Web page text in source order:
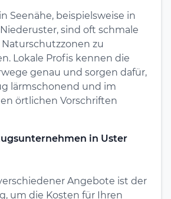
Seenähe, beispielsweise in
sind oft schmale
zu
Lokale Profis kennen die
genau und sorgen dafür,
lärmschonend und im
örtlichen Vorschriften
in Uster
Angebote ist der
um die Kosten für Ihren